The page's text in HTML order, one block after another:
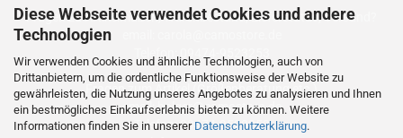
Diese Webseite verwendet Cookies und andere
Technologien
Wir verwenden Cookies und ähnliche Technologien, auch von
Drittanbietern, um die ordentliche Funktionsweise der Website zu
gewährleisten, die Nutzung unseres Angebotes zu analysieren und Ihnen
ein bestmögliches Einkaufserlebnis bieten zu können. Weitere
Informationen finden Sie in unserer Datenschutzerklärung.
Fragen zu Artikelmaßen, Warenbestand, Lieferstatus, Versand?
Telefon: 09474-9523253
Fragen zum Artikel (Größenberatung etc.)
email: holger@camostore.de
Telefon: 09474-9523253